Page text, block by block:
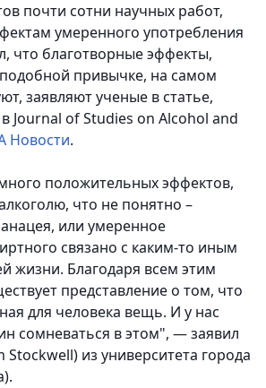
почти сотни научных работ,
умеренного употребления
что благотворные эффекты,
привычке, на самом
заявляют ученые в статье,
Journal of Studies on Alcohol and
Новости.
положительных эффектов,
что не понятно –
или умеренное
связано с каким-то иным
жизни. Благодаря всем этим
представление о том, что
для человека вещь. И у нас
сомневаться в этом", — заявил
Stockwell) из университета города